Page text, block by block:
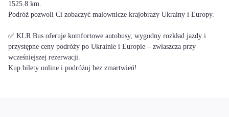
1525.8 km.
Podróż pozwoli Ci zobaczyć malownicze krajobrazy Ukrainy i Europy.
✅ KLR Bus oferuje komfortowe autobusy, wygodny rozkład jazdy i
przystępne ceny podróży po Ukrainie i Europie – zwłaszcza przy
wcześniejszej rezerwacji.
Kup bilety online i podróżuj bez zmartwień!